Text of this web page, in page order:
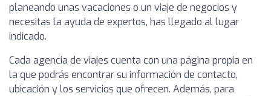
planeando unas vacaciones o un viaje de negocios y
necesitas la ayuda de expertos, has llegado al lugar
indicado.
Cada agencia de viajes cuenta con una página propia en
la que podrás encontrar su información de contacto,
ubicación y los servicios que ofrecen. Además, para